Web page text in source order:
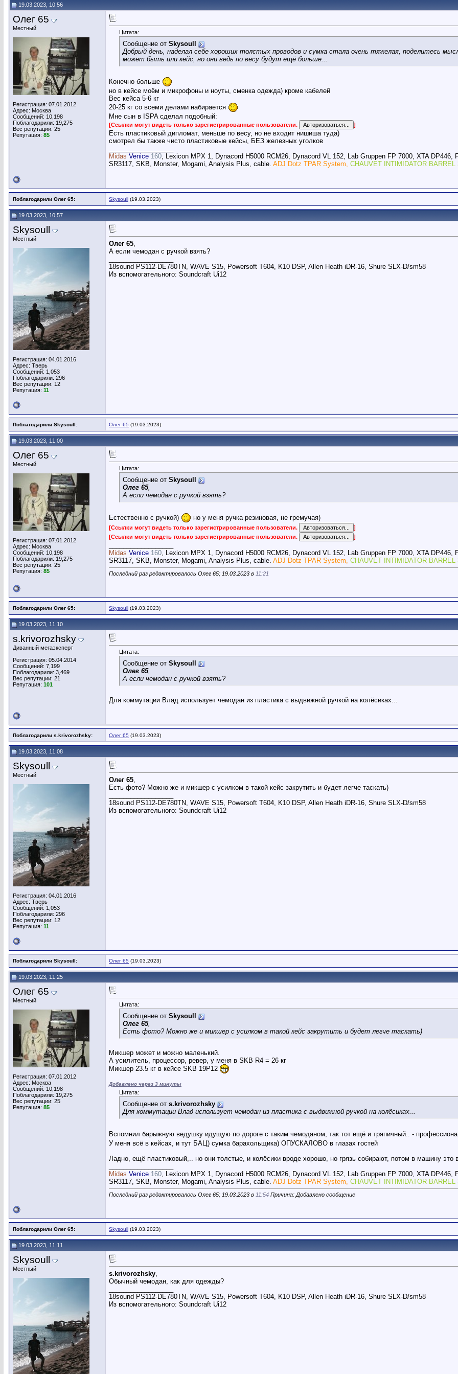
19.03.2023, 10:56
Олег 65
Местный
Регистрация: 07.01.2012
Адрес: Москва
Сообщений: 10,198
Поблагодарили: 19,275
Вес репутации: 25
Репутация: 85
Цитата:
Сообщение от Skysoull
Добрый день, наделал себе хороших толстых проводов и сумка стала очень тяжелая, поделитесь
может быть или кейс, но они ведь по весу будут ещё больше...
Конечно больше
но в кейсе моём и микрофоны и ноуты, сменка одежда) кроме кабелей
Вес кейса 5-6 кг
20-25 кг со всеми делами набирается
Мне сын в ISPA сделал подобный:
[Ссылки могут видеть только зарегистрированные пользователи. ]
Есть пластиковый дипломат, меньше по весу, но не входит нишиша туда)
смотрел бы также чисто пластиковые кейсы, БЕЗ железных уголков
Midas Venice 160, Lexicon MPX 1, Dynacord H5000 RCM26, Dynacord VL 152, Lab Gruppen FP 7000, XTA
SR3117, SKB, Monster, Mogami, Analysis Plus, cable. ADJ Dotz TPAR System, CHAUVET INTIMIDATOR
Поблагодарили Олег 65: Skysoull (19.03.2023)
19.03.2023, 10:57
Skysoull
Местный
Регистрация: 04.01.2016
Адрес: Тверь
Сообщений: 1,053
Поблагодарили: 296
Вес репутации: 12
Репутация: 11
Олег 65,
А если чемодан с ручкой взять?
18sound PS112-DE780TN, WAVE S15, Powersoft T604, K10 DSP, Allen Heath iDR-16, Shure SLX-D/sm58
Из вспомогательного: Soundcraft Ui12
Поблагодарили Skysoull: Олег 65 (19.03.2023)
19.03.2023, 11:00
Олег 65
Местный
Регистрация: 07.01.2012
Адрес: Москва
Сообщений: 10,198
Поблагодарили: 19,275
Вес репутации: 25
Репутация: 85
Цитата:
Сообщение от Skysoull
Олег 65,
А если чемодан с ручкой взять?
Естественно с ручкой) но у меня ручка резиновая, не гремучая)
[Ссылки могут видеть только зарегистрированные пользователи.
]
[Ссылки могут видеть только зарегистрированные пользователи.
]
Midas Venice 160, Lexicon MPX 1, Dynacord H5000 RCM26, Dynacord VL 152, Lab Gruppen FP 7000, XTA
SR3117, SKB, Monster, Mogami, Analysis Plus, cable. ADJ Dotz TPAR System, CHAUVET INTIMIDATOR
Последний раз редактировалось Олег 65; 19.03.2023 в 11:21
Поблагодарили Олег 65: Skysoull (19.03.2023)
19.03.2023, 11:10
s.krivorozhsky
Диванный мегаэксперт
Регистрация: 05.04.2014
Сообщений: 7,199
Поблагодарили: 3,469
Вес репутации: 21
Репутация: 101
Цитата:
Сообщение от Skysoull
Олег 65,
А если чемодан с ручкой взять?
Для коммутации Влад использует чемодан из пластика с выдвижной ручкой на колёсиках...
Поблагодарили s.krivorozhsky: Олег 65 (19.03.2023)
19.03.2023, 11:08
Skysoull
Местный
Регистрация: 04.01.2016
Адрес: Тверь
Сообщений: 1,053
Поблагодарили: 296
Вес репутации: 12
Репутация: 11
Олег 65,
Есть фото? Можно же и микшер с усилком в такой кейс закрутить и будет легче таскать)
18sound PS112-DE780TN, WAVE S15, Powersoft T604, K10 DSP, Allen Heath iDR-16, Shure SLX-D/sm58
Из вспомогательного: Soundcraft Ui12
Поблагодарили Skysoull: Олег 65 (19.03.2023)
19.03.2023, 11:25
Олег 65
Местный
Регистрация: 07.01.2012
Адрес: Москва
Сообщений: 10,198
Поблагодарили: 19,275
Вес репутации: 25
Репутация: 85
Цитата:
Сообщение от Skysoull
Олег 65,
Есть фото? Можно же и микшер с усилком в такой кейс закрутить и будет легче таскать)
Микшер может и можно маленький.
А усилитель, процессор, ревер, у меня в SKB R4 = 26 кг
Микшер 23.5 кг в кейсе SKB 19P12
Добавлено через 3 минуты
Цитата:
Сообщение от s.krivorozhsky
Для коммутации Влад использует чемодан из пластика с выдвижной ручкой на колёсиках...
Вспомнил барыжную ведушку идущую по дороге с таким чемоданом, так тот ещё и тряпичный.. -
У меня всё в кейсах, и тут БАЦ) сумка барахольщика) ОПУСКАЛОВО в глазах гостей
Ладно, ещё пластиковый,.. но они толстые, и колёсики вроде хорошо, но грязь собирают, потом в машину это
Midas Venice 160, Lexicon MPX 1, Dynacord H5000 RCM26, Dynacord VL 152, Lab Gruppen FP 7000, XTA
SR3117, SKB, Monster, Mogami, Analysis Plus, cable. ADJ Dotz TPAR System, CHAUVET INTIMIDATOR
Последний раз редактировалось Олег 65; 19.03.2023 в 11:54 Причина: Добавлено сообщение
Поблагодарили Олег 65: Skysoull (19.03.2023)
19.03.2023, 11:11
Skysoull
Местный
s.krivorozhsky,
Обычный чемодан, как для одежды?
18sound PS112-DE780TN, WAVE S15, Powersoft T604, K10 DSP, Allen Heath iDR-16, Shure SLX-D/sm58
Из вспомогательного: Soundcraft Ui12